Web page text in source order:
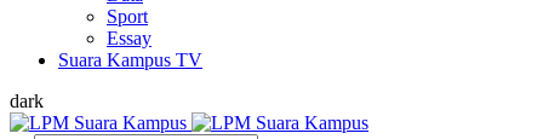
Sport
Essay
Suara Kampus TV
dark